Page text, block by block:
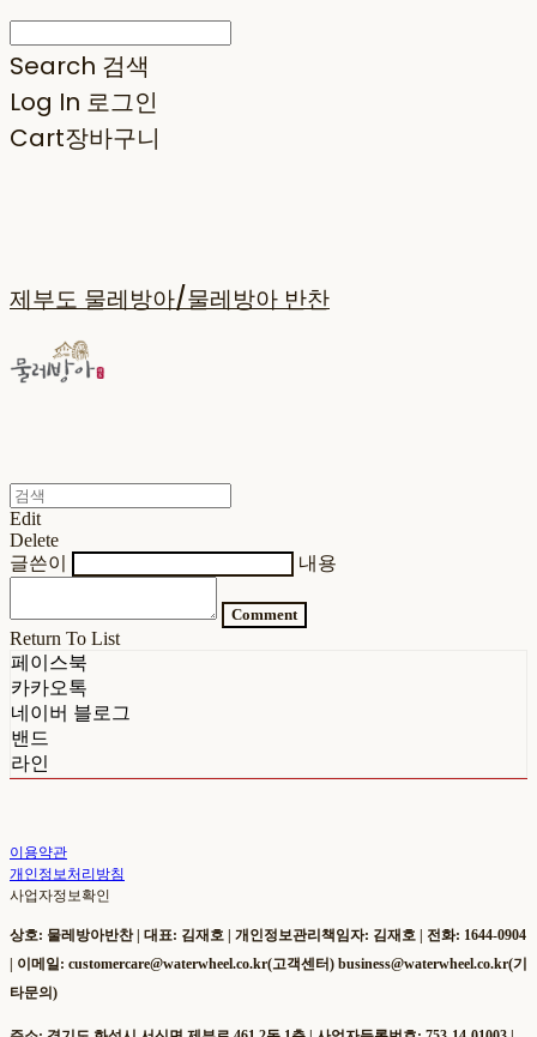
Search 검색
Log In 로그인
Cart장바구니
제부도 물레방아/물레방아 반찬
Edit
Delete
글쓴이
내용
Comment
Return To List
페이스북
카카오톡
네이버 블로그
밴드
라인
이용약관
개인정보처리방침
사업자정보확인
상호: 물레방아반찬 | 대표: 김재호 | 개인정보관리책임자: 김재호 | 전화: 1644-0904
| 이메일: customercare@waterwheel.co.kr(고객센터) business@waterwheel.co.kr(기
타문의)